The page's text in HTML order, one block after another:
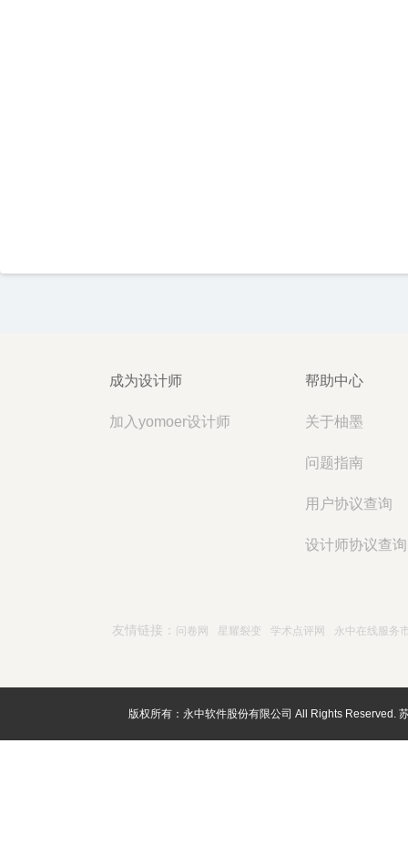
成为设计师
加入yomoer设计师
帮助中心
关于柚墨
问题指南
用户协议查询
设计师协议查询
友情链接： 问卷网 星耀裂变 学术点评网 永中在线服务
版权所有：永中软件股份有限公司 All Rights Reserved.